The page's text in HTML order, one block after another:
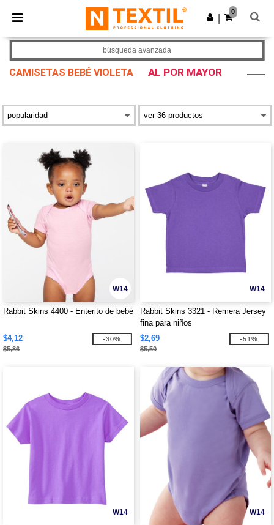
× App de Ntextil
¡Mejores precios en app!
Descargar app
0
CAMISETAS BEBÉ VIOLETA AL POR MAYOR
búsqueda avanzada
W14
Rabbit Skins 4400 - Enterito de bebé
$4,12
$5,86
-30%
W14
Rabbit Skins 3321 - Remera Jersey
fina para niños
$2,69
$5,50
-51%
W14 W14